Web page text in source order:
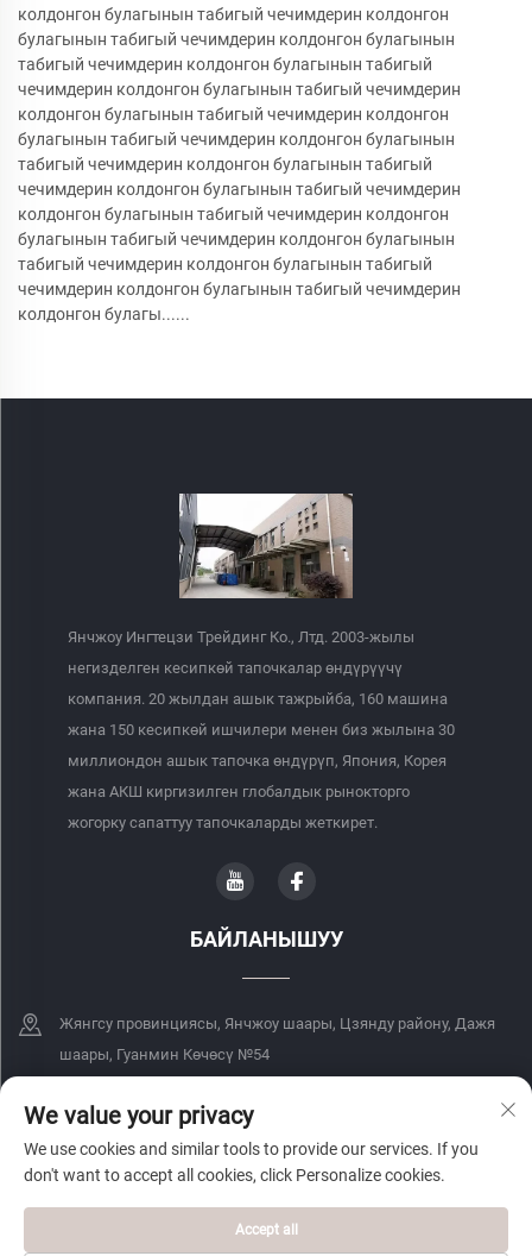
колдонгон булагынын табигый чечимдерин колдонгон
булагынын табигый чечимдерин колдонгон булагынын
табигый чечимдерин колдонгон булагынын табигый
чечимдерин колдонгон булагынын табигый чечимдерин
колдонгон булагынын табигый чечимдерин колдонгон
булагынын табигый чечимдерин колдонгон булагынын
табигый чечимдерин колдонгон булагынын табигый
чечимдерин колдонгон булагынын табигый чечимдерин
колдонгон булагынын табигый чечимдерин колдонгон
булагынын табигый чечимдерин колдонгон булагынын
табигый чечимдерин колдонгон булагынын табигый
чечимдерин колдонгон булагынын табигый чечимдерин
колдонгон булагы......
Янчжоу Ингтецзи Трейдинг Ко., Лтд. 2003-жылы
негизделген кесипкөй тапочкалар өндүрүүчү
компания. 20 жылдан ашык тажрыйба, 160 машина
жана 150 кесипкөй ишчилери менен биз жылына 30
миллиондон ашык тапочка өндүрүп, Япония, Корея
жана АКШ киргизилген глобалдык рынокторго
жогорку сапаттуу тапочкаларды жеткирет.
БАЙЛАНЫШУУ
Жянгсу провинциясы, Янчжоу шаары, Цзянду району, Дажя
шаары, Гуанмин Көчөсү №54
+86-18068849339
[email protected]
Copyright © 2026 Yangzhou Yingteji Trading Co., Ltd. Бардык укуктар
We value your privacy
We use cookies and similar tools to provide our services. If you
don't want to accept all cookies, click Personalize cookies.
Accept all